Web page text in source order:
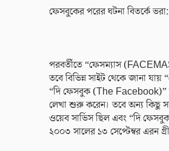
ফেসবুকের পরের ঘটনা বিতর্কে ভরা:
পরবর্তীতে “ফেসম্যাস
তবে বিভিন্ন সাইট থেকে জানা
“দি ফেসবুক (The Facebook)”
লেখা শুরু করেন। তবে অন্য কিছু
ওয়েব সার্ভিস ছিল এবং “দি
২০০৩ সালের ১৩ সেপ্টেম্বর এরন